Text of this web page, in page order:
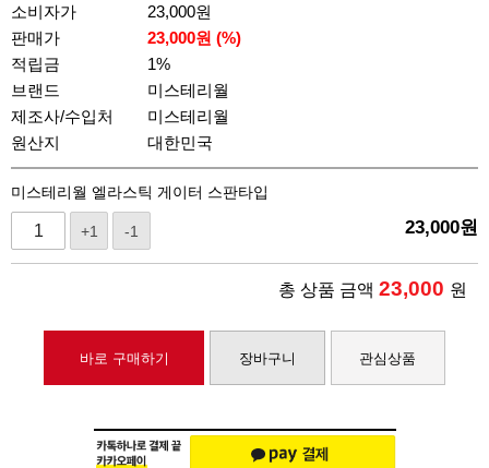
소비자가
23,000원
판매가
23,000원 (%)
적립금
1%
브랜드
미스테리월
제조사/수입처
미스테리월
원산지
대한민국
미스테리월 엘라스틱 게이터 스판타입
+1 -1 23,000원
총 상품 금액 23,000 원
바로 구매하기 장바구니 관심상품